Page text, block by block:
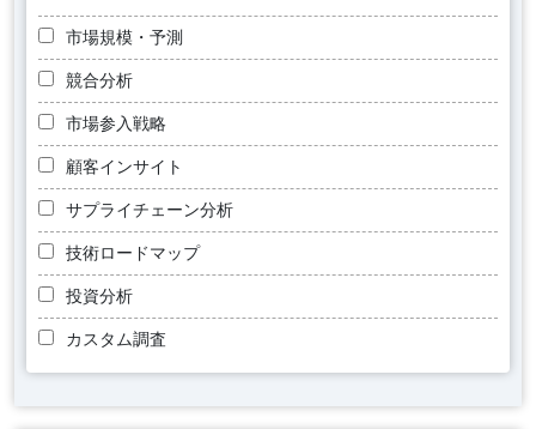
市場規模・予測
競合分析
市場参入戦略
顧客インサイト
サプライチェーン分析
技術ロードマップ
投資分析
カスタム調査